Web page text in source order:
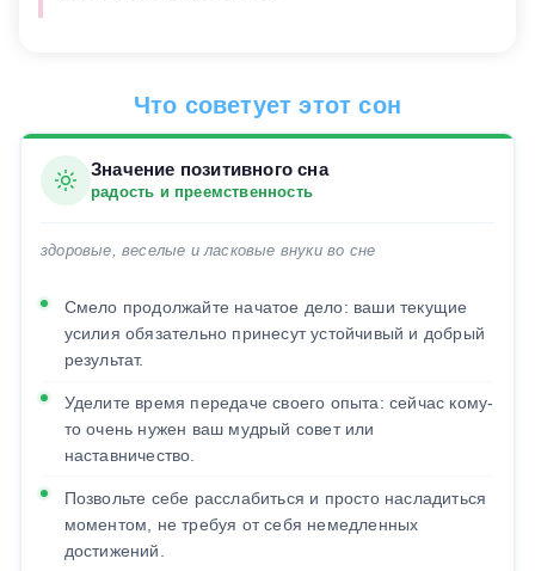
Что советует этот сон
Значение позитивного сна
радость и преемственность
здоровые, веселые и ласковые внуки во сне
Смело продолжайте начатое дело: ваши текущие
усилия обязательно принесут устойчивый и добрый
результат.
Уделите время передаче своего опыта: сейчас кому-
то очень нужен ваш мудрый совет или
наставничество.
Позвольте себе расслабиться и просто насладиться
моментом, не требуя от себя немедленных
достижений.